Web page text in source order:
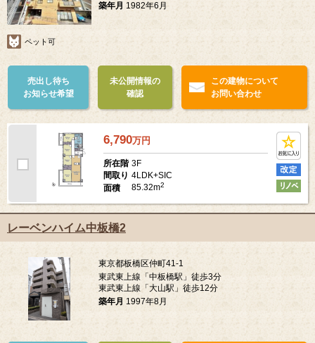
築年月 1982年6月
ペット可
売出し待ち
お知らせ希望
未公開情報の
確認
この建物について
お問い合わせ
6,790万円
所在階 3F
間取り 4LDK+SIC
面積
85.32m2
レーベンハイム中板橋2
東京都板橋区仲町41-1
東武東上線「中板橋駅」徒歩3分
東武東上線「大山駅」徒歩12分
築年月 1997年8月